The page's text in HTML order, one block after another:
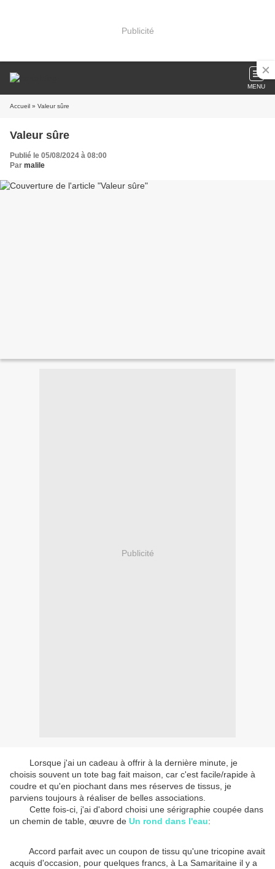
Publicité
MENU
Accueil » Valeur sûre
Valeur sûre
Publié le 05/08/2024 à 08:00
Par malile
Publicité
Lorsque j'ai un cadeau à offrir à la dernière minute, je
choisis souvent un tote bag fait maison, car c'est facile/rapide à
coudre et qu'en piochant dans mes réserves de tissus, je
parviens toujours à réaliser de belles associations.
Cette fois-ci, j'ai d'abord choisi une sérigraphie coupée dans
un chemin de table, œuvre de Un rond dans l'eau:
Accord parfait avec un coupon de tissu qu'une tricopine avait
acquis d'occasion, pour quelques francs, à La Samaritaine il y a